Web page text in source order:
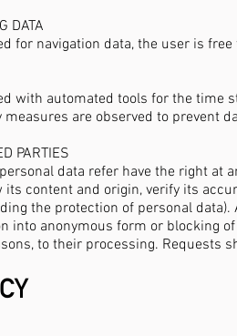
DATA
for navigation data, the user is
with automated tools for the time
are observed to prevent
PARTIES
data refer have the right at
its content and origin, verify its
the protection of personal
into anonymous form or blocking
to their processing. Requests